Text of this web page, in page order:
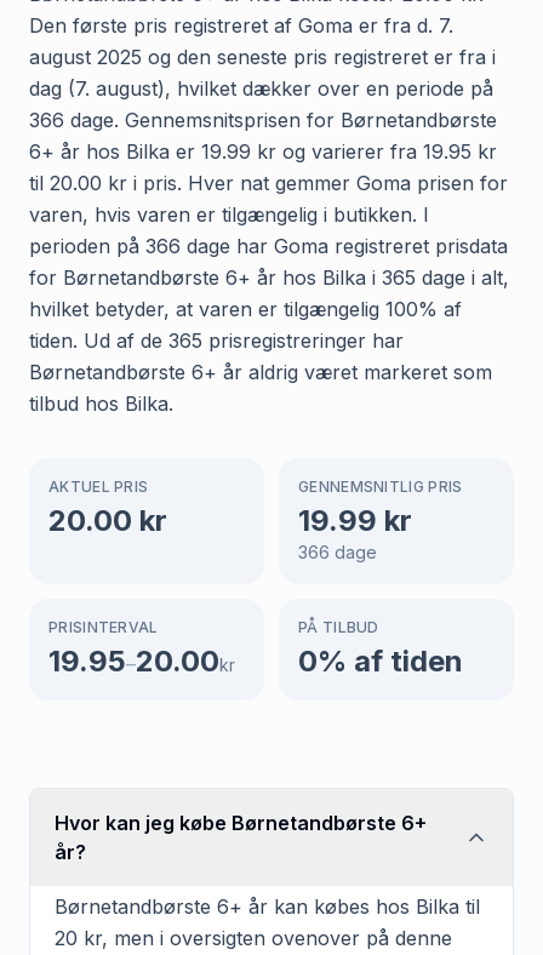
Den første pris registreret af Goma er fra d. 7.
august 2025 og den seneste pris registreret er fra i
dag (7. august), hvilket dækker over en periode på
366 dage. Gennemsnitsprisen for Børnetandbørste
6+ år hos Bilka er 19.99 kr og varierer fra 19.95 kr
til 20.00 kr i pris. Hver nat gemmer Goma prisen for
varen, hvis varen er tilgængelig i butikken. I
perioden på 366 dage har Goma registreret prisdata
for Børnetandbørste 6+ år hos Bilka i 365 dage i alt,
hvilket betyder, at varen er tilgængelig 100% af
tiden. Ud af de 365 prisregistreringer har
Børnetandbørste 6+ år aldrig været markeret som
tilbud hos Bilka.
AKTUEL PRIS
20.00 kr
GENNEMSNITLIG PRIS
19.99 kr
366 dage
PRISINTERVAL
19.95–20.00kr
PÅ TILBUD
0% af tiden
Hvor kan jeg købe Børnetandbørste 6+
år?
Børnetandbørste 6+ år kan købes hos Bilka til
20 kr, men i oversigten ovenover på denne